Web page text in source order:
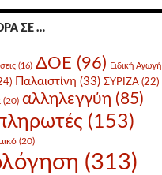
ΣΕ …
(16) ΔΟΕ (96) Ειδική Αγωγή
Παλαιστίνη (33) ΣΥΡΙΖΑ (22)
(20) αλληλεγγύη (85)
(153)
(20)
(313)